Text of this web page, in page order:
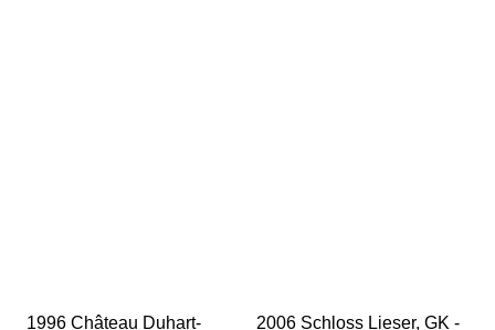
1996 Château Duhart-
2006 Schloss Lieser, GK -